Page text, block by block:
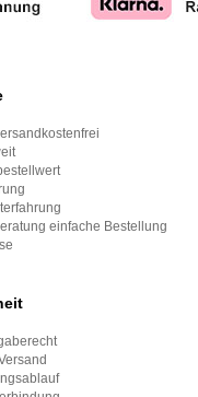
einfache Bestellung